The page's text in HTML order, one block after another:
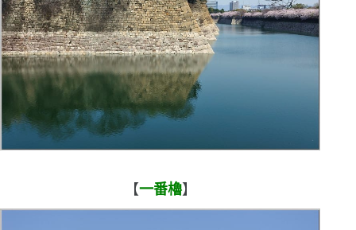
【一番櫓】